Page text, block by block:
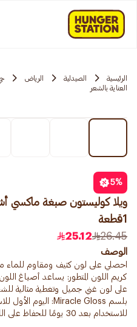
الرئيسية الصيدلية الرياض
العناية بالشعر
5%
1قطعة
26.45
25.12
الوصف
كريم اللون المتطور: يساعد أصباغ
للاستخدام بعد 30 يومًا للحفاظ على اللمعان والعناية.